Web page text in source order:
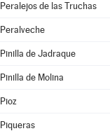
Peralejos de las Truchas
Peralveche
Pinilla de Jadraque
Pinilla de Molina
Pioz
Piqueras